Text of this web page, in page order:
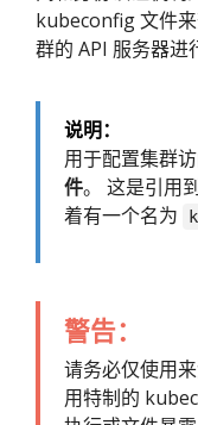
kubeconfig 文件
群的 API 服务器进
说明：
用于配置集群
件。 这是引用
着有一个名为
警告：
请务必仅使用
用特制的